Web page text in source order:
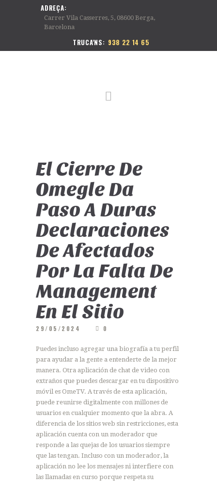
ADREÇA:
Carrer Vila Casserres, 5, 08600 Berga,
Barcelona
TRUCA'NS: 938 22 14 65
HISTÒRIA
SERVEIS
GALERIA
El Cierre De
Omegle Da
Paso A Duras
Declaraciones
De Afectados
Por La Falta De
Management
En El Sitio
29/05/2024 0
Puedes incluso agregar una biografía a tu perfil
para ayudar a la gente a entenderte de la mejor
manera. Otra aplicación de chat de video con
extraños que puedes descargar en tu dispositivo
móvil es OmeTV. A través de esta aplicación,
puede reunirse digitalmente con millones de
usuarios en cualquier momento que la abra. A
diferencia de los sitios web sin restricciones, esta
aplicación cuenta con un moderador que
responde a las quejas de los usuarios siempre
que las tengan. Incluso con un moderador, la
aplicación no lee los mensajes ni interfiere con
las llamadas en curso porque respeta su